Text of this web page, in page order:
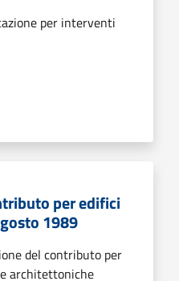
per interventi
per edifici
1989
del contributo per
architettoniche